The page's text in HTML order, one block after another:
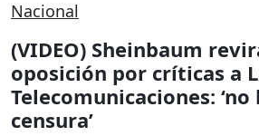
Nacional
(VIDEO) Sheinbaum
oposición por críticas a
Telecomunicaciones: ‘no
censura’